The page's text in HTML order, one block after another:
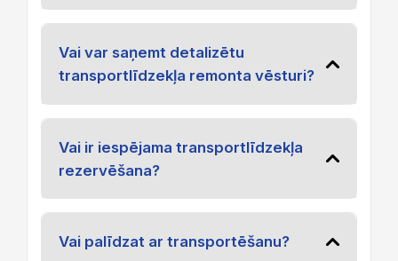
Vai var saņemt detalizētu
transportlīdzekļa remonta vēsturi?
Vai ir iespējama transportlīdzekļa
rezervēšana?
Vai palīdzat ar transportēšanu?